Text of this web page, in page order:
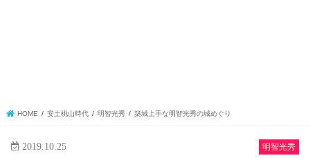
HOME 安土桃山時代 明智光秀 築城上手な明智光秀の城めぐり
明智光秀
2019.10.25